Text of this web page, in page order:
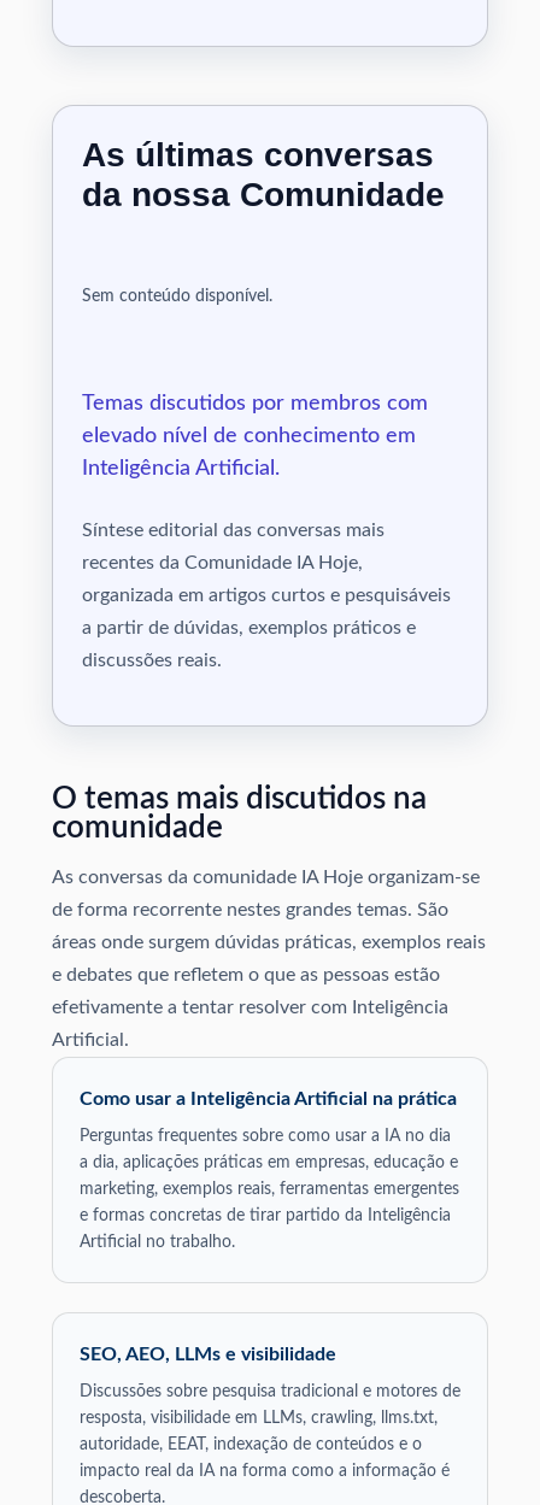
As últimas conversas
da nossa Comunidade
Sem conteúdo disponível.
Temas discutidos por membros com
elevado nível de conhecimento em
Inteligência Artificial.
Síntese editorial das conversas mais
recentes da Comunidade IA Hoje,
organizada em artigos curtos e pesquisáveis
a partir de dúvidas, exemplos práticos e
discussões reais.
O temas mais discutidos na
comunidade
As conversas da comunidade IA Hoje organizam-se
de forma recorrente nestes grandes temas. São
áreas onde surgem dúvidas práticas, exemplos reais
e debates que refletem o que as pessoas estão
efetivamente a tentar resolver com Inteligência
Artificial.
Como usar a Inteligência Artificial na prática
Perguntas frequentes sobre como usar a IA no dia
a dia, aplicações práticas em empresas, educação e
marketing, exemplos reais, ferramentas emergentes
e formas concretas de tirar partido da Inteligência
Artificial no trabalho.
SEO, AEO, LLMs e visibilidade
Discussões sobre pesquisa tradicional e motores de
resposta, visibilidade em LLMs, crawling, llms.txt,
autoridade, EEAT, indexação de conteúdos e o
impacto real da IA na forma como a informação é
descoberta.